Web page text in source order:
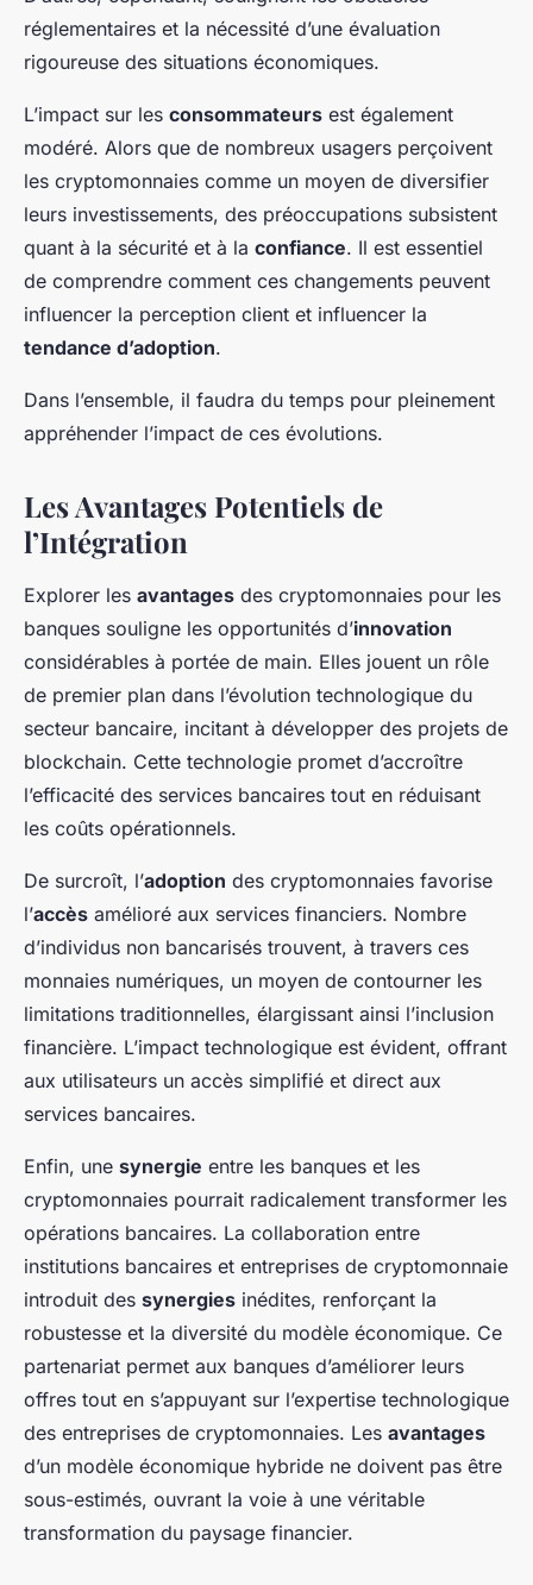
réglementaires et la nécessité d’une évaluation
rigoureuse des situations économiques.
L’impact sur les consommateurs est également
modéré. Alors que de nombreux usagers perçoivent
les cryptomonnaies comme un moyen de diversifier
leurs investissements, des préoccupations subsistent
quant à la sécurité et à la confiance. Il est essentiel
de comprendre comment ces changements peuvent
influencer la perception client et influencer la
tendance d’adoption.
Dans l’ensemble, il faudra du temps pour pleinement
appréhender l’impact de ces évolutions.
Les Avantages Potentiels de
l’Intégration
Explorer les avantages des cryptomonnaies pour les
banques souligne les opportunités d’innovation
considérables à portée de main. Elles jouent un rôle
de premier plan dans l’évolution technologique du
secteur bancaire, incitant à développer des projets de
blockchain. Cette technologie promet d’accroître
l’efficacité des services bancaires tout en réduisant
les coûts opérationnels.
De surcroît, l’adoption des cryptomonnaies favorise
l’accès amélioré aux services financiers. Nombre
d’individus non bancarisés trouvent, à travers ces
monnaies numériques, un moyen de contourner les
limitations traditionnelles, élargissant ainsi l’inclusion
financière. L’impact technologique est évident, offrant
aux utilisateurs un accès simplifié et direct aux
services bancaires.
Enfin, une synergie entre les banques et les
cryptomonnaies pourrait radicalement transformer les
opérations bancaires. La collaboration entre
institutions bancaires et entreprises de cryptomonnaie
introduit des synergies inédites, renforçant la
robustesse et la diversité du modèle économique. Ce
partenariat permet aux banques d’améliorer leurs
offres tout en s’appuyant sur l’expertise technologique
des entreprises de cryptomonnaies. Les avantages
d’un modèle économique hybride ne doivent pas être
sous-estimés, ouvrant la voie à une véritable
transformation du paysage financier.